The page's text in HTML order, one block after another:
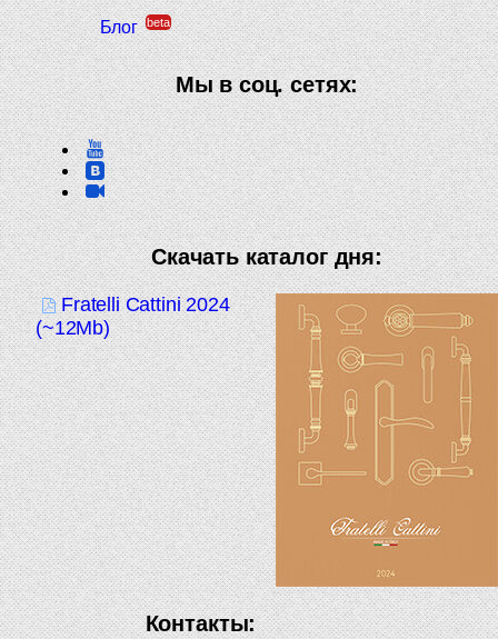
Блог beta
Мы в соц. сетях:
Скачать каталог дня:
Fratelli Cattini 2024
(~12Mb)
Контакты: